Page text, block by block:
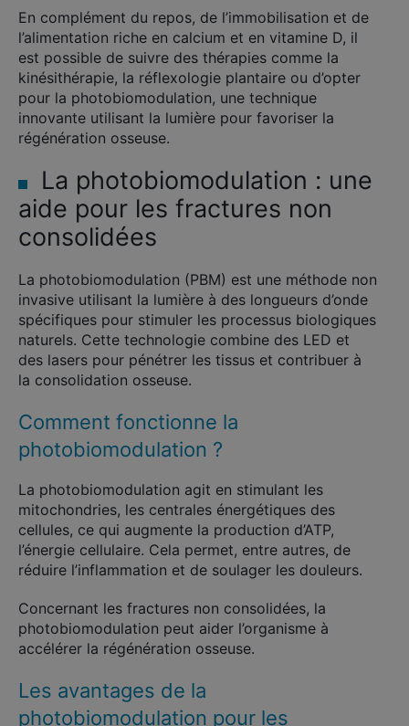
En complément du repos, de l’immobilisation et de
l’alimentation riche en calcium et en vitamine D, il
est possible de suivre des thérapies comme la
kinésithérapie, la réflexologie plantaire ou d’opter
pour la photobiomodulation, une technique
innovante utilisant la lumière pour favoriser la
régénération osseuse.
La photobiomodulation : une
aide pour les fractures non
consolidées
La photobiomodulation (PBM) est une méthode non
invasive utilisant la lumière à des longueurs d’onde
spécifiques pour stimuler les processus biologiques
naturels. Cette technologie combine des LED et
des lasers pour pénétrer les tissus et contribuer à
la consolidation osseuse.
Comment fonctionne la
photobiomodulation ?
La photobiomodulation agit en stimulant les
mitochondries, les centrales énergétiques des
cellules, ce qui augmente la production d’ATP,
l’énergie cellulaire. Cela permet, entre autres, de
réduire l’inflammation et de soulager les douleurs.
Concernant les fractures non consolidées, la
photobiomodulation peut aider l’organisme à
accélérer la régénération osseuse.
Les avantages de la
photobiomodulation pour les